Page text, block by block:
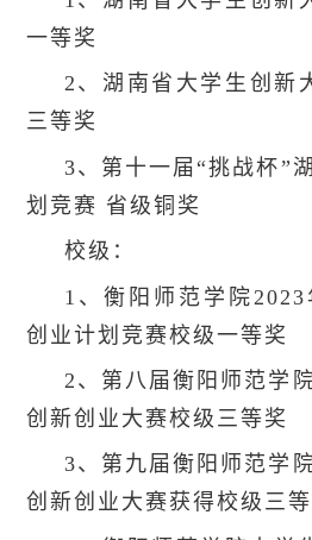
一等奖
2、湖南省大学生创新
三等奖
3、第十一届“挑战杯”
划竞赛 省级铜奖
校级：
1、衡阳师范学院
创业计划竞赛校级一等奖
2、第八届衡阳师范学
创新创业大赛校级三等奖
3、第九届衡阳师范学
创新创业大赛获得校级三